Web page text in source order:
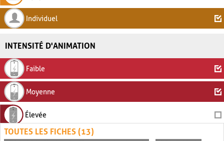
Individuel
INTENSITÉ D'ANIMATION
Faible
Moyenne
Élevée
TOUTES LES FICHES (13)